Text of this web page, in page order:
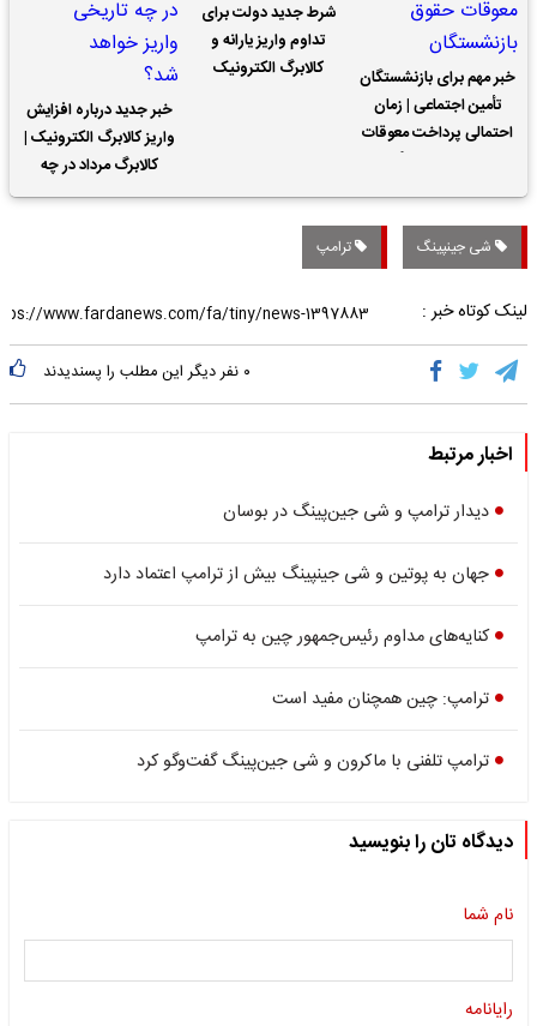
خبر مهم برای بازنشستگان
تأمین اجتماعی | زمان
احتمالی پرداخت معوقات
شرط جدید دولت برای
تداوم واریز یارانه و
کالابرگ الکترونیک
خبر جدید درباره افزایش
واریز کالابرگ الکترونیک |
کالابرگ مرداد در چه
تاریخی واریز خواهد شد؟
شی جینپینگ ترامپ
لینک کوتاه خبر :
۰ نفر دیگر این مطلب را پسندیدند
اخبار مرتبط
دیدار ترامپ و شی جین‌پینگ در بوسان
جهان به پوتین و شی جینپینگ بیش از ترامپ اعتماد دارد
کنایه‌های مداوم رئیس‌جمهور چین به ترامپ
ترامپ: چین همچنان مفید است
ترامپ تلفنی با ماکرون و شی جین‌پینگ گفت‌وگو کرد
دیدگاه تان را بنویسید
نام شما
رایانامه